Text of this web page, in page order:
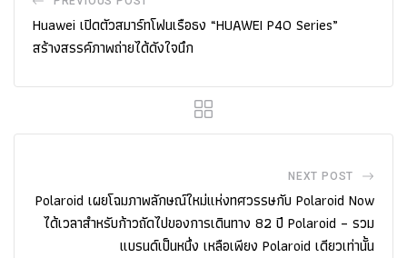
Huawei เปิดตัวสมาร์ทโฟนเรือธง “HUAWEI P40 Series”
สร้างสรรค์ภาพถ่ายได้ดังใจนึก
NEXT POST
Polaroid เผยโฉมภาพลักษณ์ใหม่แห่งทศวรรษกับ Polaroid Now
ได้เวลาสำหรับก้าวถัดไปของการเดินทาง 82 ปี Polaroid – รวม
แบรนด์เป็นหนึ่ง เหลือเพียง Polaroid เดียวเท่านั้น